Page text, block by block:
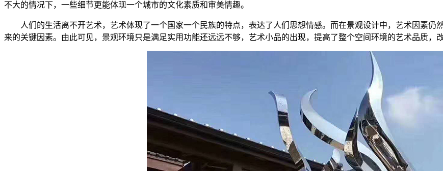
不大的情况下，一些细节更能体现一个城市的文化素质和审美情趣。
人们的生活离不开艺术，艺术体现了一个国家一个民族的特点，表达了人们思想情感。而在景观设计中，艺术因素
来的关键因素。由此可见，景观环境只是满足实用功能还远远不够，艺术小品的出现，提高了整个空间环境的艺术品质，